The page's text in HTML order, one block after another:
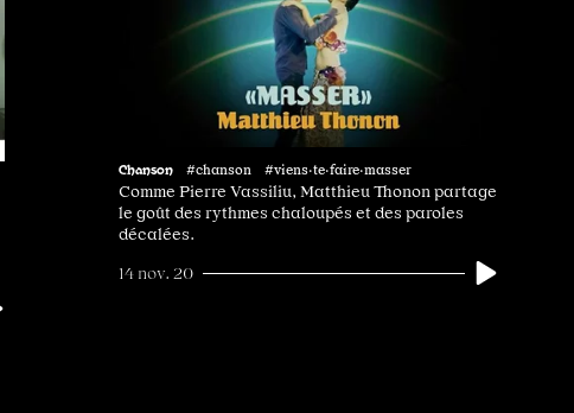
Chanson #chanson #viens·te·faire·masser
Comme Pierre Vassiliu, Matthieu Thonon partage
le goût des rythmes chaloupés et des paroles
décalées.
14 nov. 20